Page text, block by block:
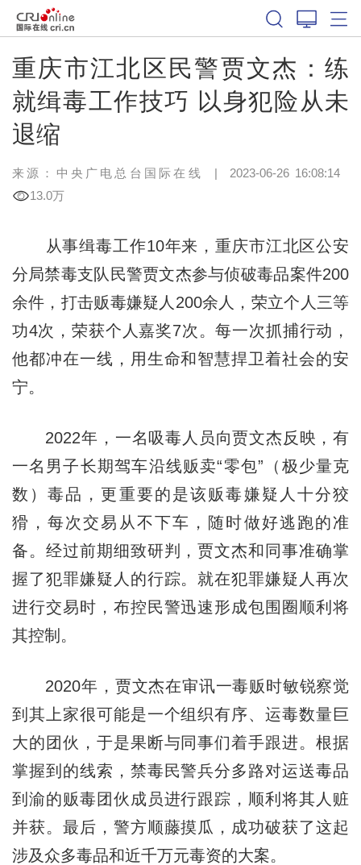
重庆市江北区民警贾文杰：练
就缉毒工作技巧 以身犯险从未
退缩
来源：中央广电总台国际在线 | 2023-06-26 16:08:14
13.0万
从事缉毒工作10年来，重庆市江北区公安
分局禁毒支队民警贾文杰参与侦破毒品案件200
余件，打击贩毒嫌疑人200余人，荣立个人三等
功4次，荣获个人嘉奖7次。每一次抓捕行动，
他都冲在一线，用生命和智慧捍卫着社会的安
宁。
2022年，一名吸毒人员向贾文杰反映，有
一名男子长期驾车沿线贩卖“零包”（极少量克
数）毒品，更重要的是该贩毒嫌疑人十分狡
猾，每次交易从不下车，随时做好逃跑的准
备。经过前期细致研判，贾文杰和同事准确掌
握了犯罪嫌疑人的行踪。就在犯罪嫌疑人再次
进行交易时，布控民警迅速形成包围圈顺利将
其控制。
2020年，贾文杰在审讯一毒贩时敏锐察觉
到其上家很可能是一个组织有序、运毒数量巨
大的团伙，于是果断与同事们着手跟进。根据
掌握到的线索，禁毒民警兵分多路对运送毒品
到渝的贩毒团伙成员进行跟踪，顺利将其人赃
并获。最后，警方顺藤摸瓜，成功破获了这起
涉及众多毒品和近千万元毒资的大案。